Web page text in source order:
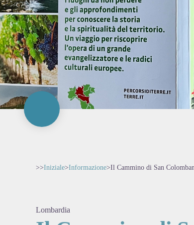
>>Iniziale>Informazione>Il Cammino di San
Lombardia